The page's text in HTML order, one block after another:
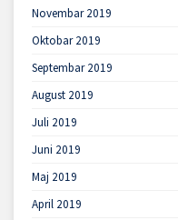
Novembar 2019
Oktobar 2019
Septembar 2019
August 2019
Juli 2019
Juni 2019
Maj 2019
April 2019